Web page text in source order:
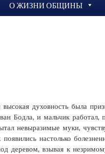
О ЖИЗНИ ОБЩИНЫ
духовность была
Бодла, и мальчик работал,
невыразимые муки,
настолько
деревом, взывая к